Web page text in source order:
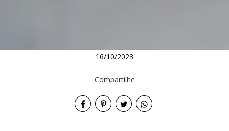
16/10/2023
Compartilhe